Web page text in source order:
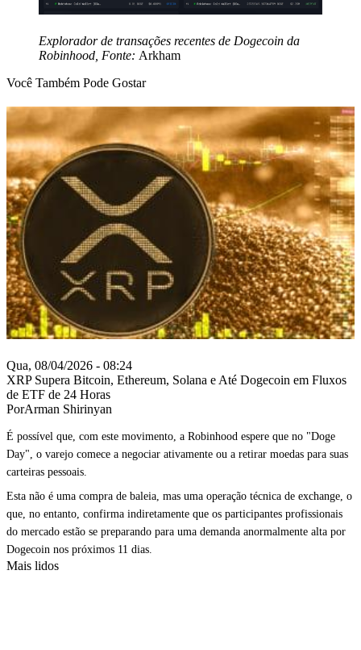
Explorador de transações recentes de Dogecoin da
Robinhood, Fonte: Arkham
Você Também Pode Gostar
Qua, 08/04/2026 - 08:24
XRP Supera Bitcoin, Ethereum, Solana e Até Dogecoin em Fluxos
de ETF de 24 Horas
PorArman Shirinyan
É possível que, com este movimento, a Robinhood espere que no "Doge
Day", o varejo comece a negociar ativamente ou a retirar moedas para suas
carteiras pessoais.
Esta não é uma compra de baleia, mas uma operação técnica de exchange, o
que, no entanto, confirma indiretamente que os participantes profissionais
do mercado estão se preparando para uma demanda anormalmente alta por
Dogecoin nos próximos 11 dias.
Mais lidos